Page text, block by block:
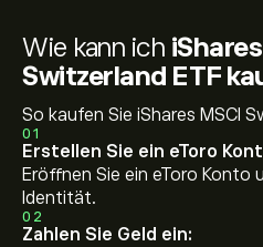
Wie kann ich
Switzerland ETF
So kaufen Sie iShares MSCI
01
Erstellen Sie ein eToro
Eröffnen Sie ein eToro Konto
Identität.
02
Zahlen Sie Geld ein: